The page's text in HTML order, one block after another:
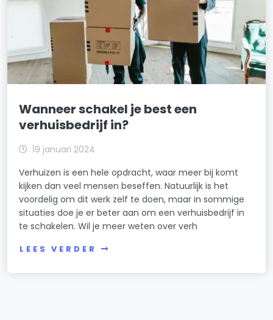
Wanneer schakel je best een
verhuisbedrijf in?
19 januari 2024
Verhuizen is een hele opdracht, waar meer bij komt
kijken dan veel mensen beseffen. Natuurlijk is het
voordelig om dit werk zelf te doen, maar in sommige
situaties doe je er beter aan om een verhuisbedrijf in
te schakelen. Wil je meer weten over verh
LEES VERDER